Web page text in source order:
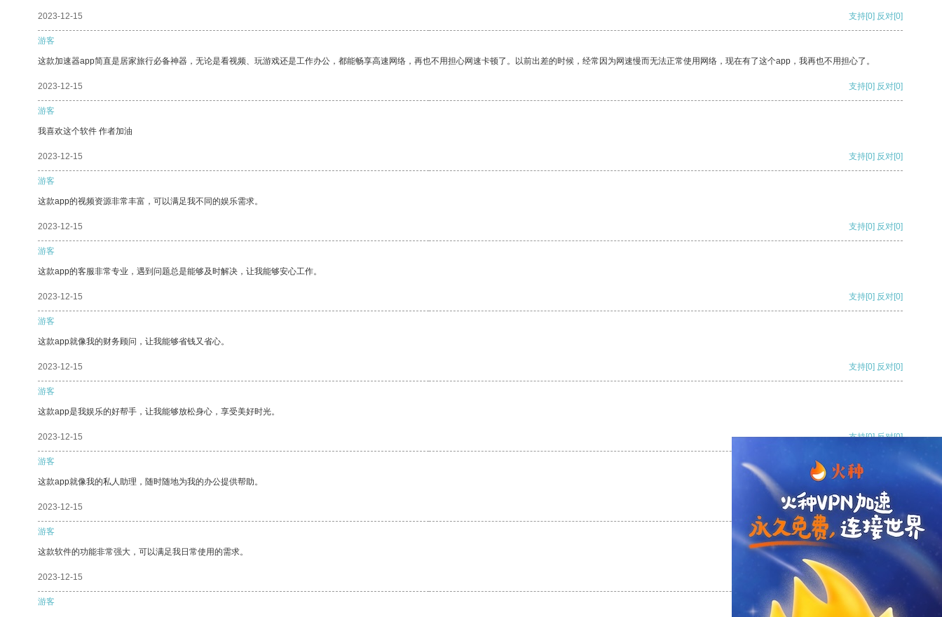
2023-12-15 支持[0] 反对[0]
游客
这款加速器app简直是居家旅行必备神器，无论是看视频、玩游戏还是工作办公，都能畅享高速网络，再也不用担心网速卡顿了。以前出差的时候，经常因为网速慢而无法正常使用网络，现在有了这个app，我再也不用担心了。
2023-12-15 支持[0] 反对[0]
游客
我喜欢这个软件 作者加油
2023-12-15 支持[0] 反对[0]
游客
这款app的视频资源非常丰富，可以满足我不同的娱乐需求。
2023-12-15 支持[0] 反对[0]
游客
这款app的客服非常专业，遇到问题总是能够及时解决，让我能够安心工作。
2023-12-15 支持[0] 反对[0]
游客
这款app就像我的财务顾问，让我能够省钱又省心。
2023-12-15 支持[0] 反对[0]
游客
这款app是我娱乐的好帮手，让我能够放松身心，享受美好时光。
2023-12-15 支持[0] 反对[0]
游客
这款app就像我的私人助理，随时随地为我的办公提供帮助。
2023-12-15 支持[0] 反对
游客
这款软件的功能非常强大，可以满足我日常使用的需求。
2023-12-15 支持
游客